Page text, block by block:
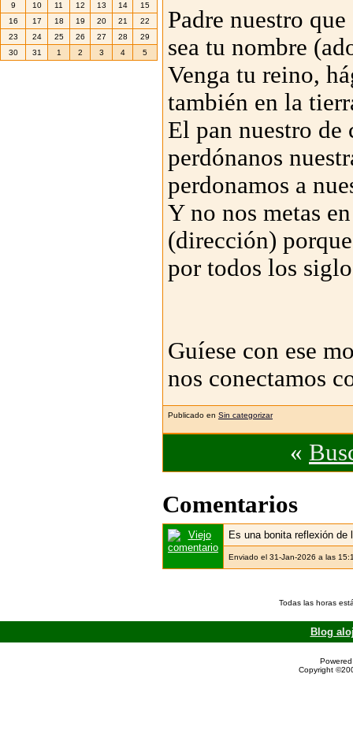
Padre nuestro
sea tu nombre
Venga tu reino,
también en la
El pan nuestro
perdónanos
perdonamos a
Y no nos metas
(dirección)
por todos los
Guíese con ese
nos conectamos
Publicado en Sin categorizar
«
Comentarios
Es una bonita reflexión de
Enviado el 31-Jan-2026 a las
9
10 11 12 13 14
15
16
17 18 19 20 21
22
23
24 25 26 27 28
29
30
31 1 2 3 4 5
Todas las horas
Blog
Copyright